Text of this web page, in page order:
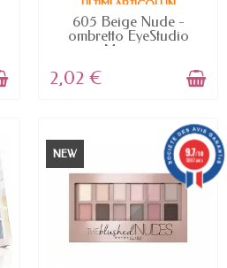
ULTIMI ARTICOLI IN
MAGAZZINO
605 Beige Nude -
ombretto EyeStudio
Mono...
2,02 €
NEW 9.7/10
5887 avis